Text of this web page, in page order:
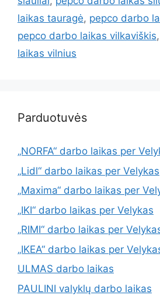
laikas tauragė, pepco darbo
pepco darbo laikas vilkaviškis,
laikas vilnius
Parduotuvės
„NORFA“ darbo laikas per
„Lidl“ darbo laikas per Velykas
„Maxima“ darbo laikas per
„IKI“ darbo laikas per Velykas
„RIMI“ darbo laikas per
„IKEA“ darbo laikas per
ULMAS darbo laikas
PAULINI valyklų darbo laikas